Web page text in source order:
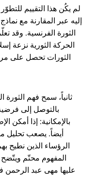
لم يكُن هذا التقييم
إليه عبر المقارنة مع
الثورة الفرنسية. وقد
الحركة الثورية نزعة
الثورات تحصل على
ثانياً، سمح فهم الثورة
بالتوصل إلى
بالإمكانية: إذا أمكن
أيضاً. يصعب تحليل
الرؤساء الذين نطيح
المفهوم محتّم
عليها مهى عبد الرحمن